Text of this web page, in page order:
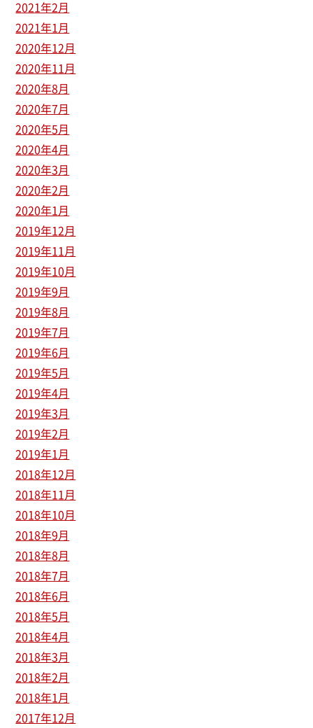
2021年2月
2021年1月
2020年12月
2020年11月
2020年8月
2020年7月
2020年5月
2020年4月
2020年3月
2020年2月
2020年1月
2019年12月
2019年11月
2019年10月
2019年9月
2019年8月
2019年7月
2019年6月
2019年5月
2019年4月
2019年3月
2019年2月
2019年1月
2018年12月
2018年11月
2018年10月
2018年9月
2018年8月
2018年7月
2018年6月
2018年5月
2018年4月
2018年3月
2018年2月
2018年1月
2017年12月